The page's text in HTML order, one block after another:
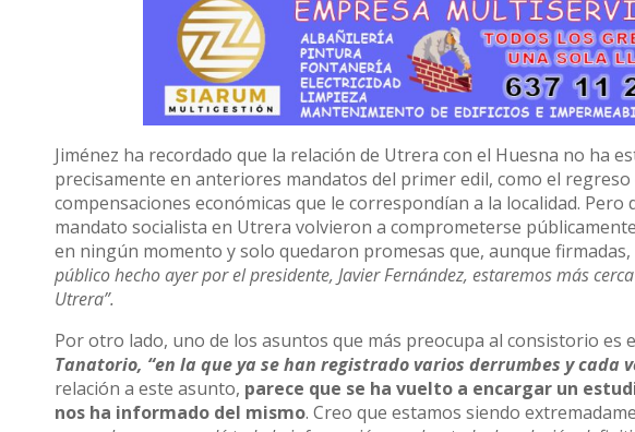
Jiménez ha recordado que la relación de Utrera con el Huesna no ha
precisamente en anteriores mandatos del primer edil, como el
compensaciones económicas que le correspondían a la localidad.
mandato socialista en Utrera volvieron a comprometerse
en ningún momento y solo quedaron promesas que, aunque
público hecho ayer por el presidente, Javier Fernández, estaremos más
Utrera”.
Por otro lado, uno de los asuntos que más preocupa al consistorio es
Tanatorio, “en la que ya se han registrado varios derrumbes y cada
relación a este asunto, parece que se ha vuelto a encargar un
nos ha informado del mismo. Creo que estamos siendo